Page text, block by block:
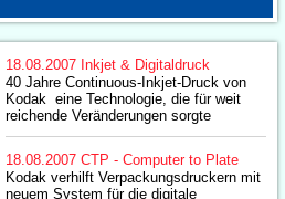
18.08.2007 Inkjet & Digitaldruck
40 Jahre Continuous-Inkjet-Druck von
Kodak  eine Technologie, die für weit
reichende Veränderungen sorgte
18.08.2007 CTP - Computer to Plate
Kodak verhilft Verpackungsdruckern mit
neuem System für die digitale